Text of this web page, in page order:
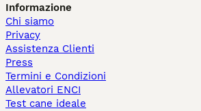
Informazione
Chi siamo
Privacy
Assistenza Clienti
Press
Termini e Condizioni
Allevatori ENCI
Test cane ideale